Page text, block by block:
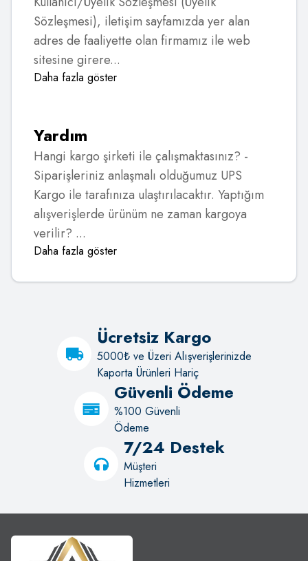
Sözleşmesi), iletişim sayfamızda yer alan
adres de faaliyette olan firmamız ile web
sitesine girere...
Daha fazla göster
Yardım
Hangi kargo şirketi ile çalışmaktasınız? -
Siparişleriniz anlaşmalı olduğumuz UPS
Kargo ile tarafınıza ulaştırılacaktır. Yaptığım
alışverişlerde ürünüm ne zaman kargoya
verilir? ...
Daha fazla göster
Ücretsiz Kargo
5000₺ ve Üzeri Alışverişlerinizde
Kaporta Ürünleri Hariç
Güvenli Ödeme
%100 Güvenli
Ödeme
7/24 Destek
Müşteri
Hizmetleri